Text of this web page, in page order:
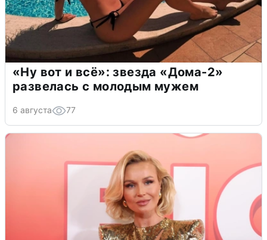
«Ну вот и всё»: звезда «Дома-2»
развелась с молодым мужем
6 августа 77